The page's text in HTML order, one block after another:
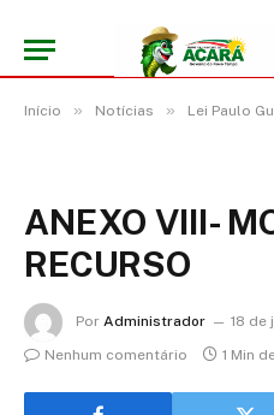
Início » Notícias » Lei Paulo
ANEXO VIII-
RECURSO
Por Administrador
18 de
Nenhum comentário
1 Min